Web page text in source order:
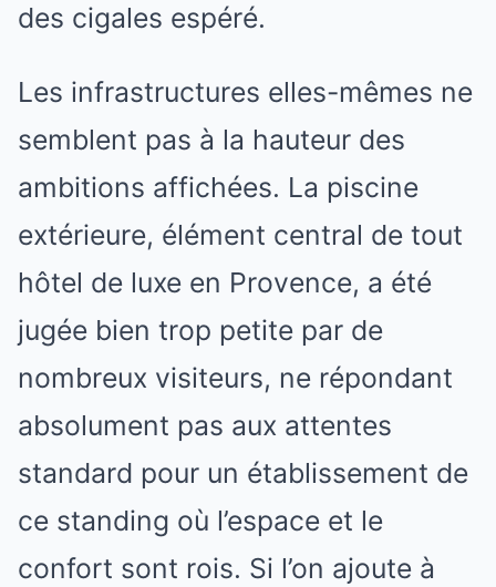
des cigales espéré.
Les infrastructures elles-mêmes ne
semblent pas à la hauteur des
ambitions affichées. La piscine
extérieure, élément central de tout
hôtel de luxe en Provence, a été
jugée bien trop petite par de
nombreux visiteurs, ne répondant
absolument pas aux attentes
standard pour un établissement de
ce standing où l’espace et le
confort sont rois. Si l’on ajoute à